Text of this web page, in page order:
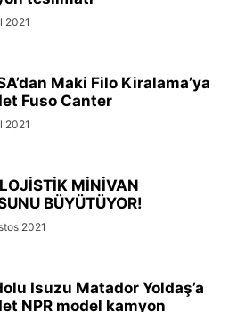
2021
Maki Filo Kiralama’ya
Fuso Canter
2021
MİNİVAN
BÜYÜTÜYOR!
2021
Isuzu Matador Yoldaş’a
NPR model kamyon